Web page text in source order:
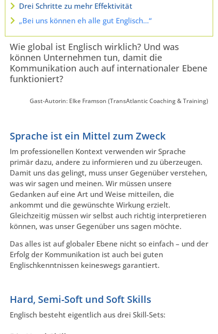
Drei Schritte zu mehr Effektivität
„Bei uns können eh alle gut Englisch…“
Wie global ist Englisch wirklich? Und was
können Unternehmen tun, damit die
Kommunikation auch auf internationaler Ebene
funktioniert?
Gast-Autorin: Elke Framson (TransAtlantic Coaching & Training)
Sprache ist ein Mittel zum Zweck
Im professionellen Kontext verwenden wir Sprache
primär dazu, andere zu informieren und zu überzeugen.
Damit uns das gelingt, muss unser Gegenüber verstehen,
was wir sagen und meinen. Wir müssen unsere
Gedanken auf eine Art und Weise mitteilen, die
ankommt und die gewünschte Wirkung erzielt.
Gleichzeitig müssen wir selbst auch richtig interpretieren
können, was unser Gegenüber uns sagen möchte.
Das alles ist auf globaler Ebene nicht so einfach – und der
Erfolg der Kommunikation ist auch bei guten
Englischkenntnissen keineswegs garantiert.
Hard, Semi-Soft und Soft Skills
Englisch besteht eigentlich aus drei Skill-Sets: